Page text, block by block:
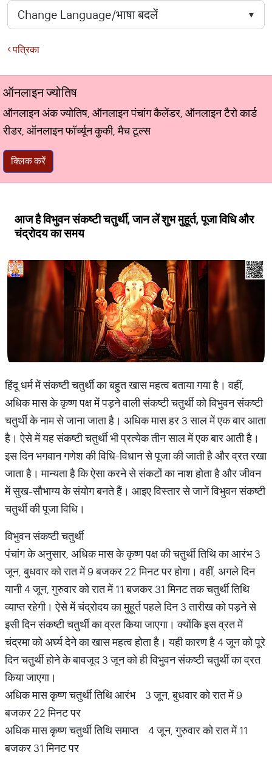
पत्रिका
ऑनलाइन ज्योतिष
ऑनलाइन अंक ज्योतिष, ऑनलाइन पंचांग कैलेंडर, ऑनलाइन टैरो कार्ड
रीडर, ऑनलाइन फॉर्च्यून कुकी, मैच टूल्स
क्लिक करें
आज है विभुवन संकष्टी चतुर्थी, जान लें शुभ मुहूर्त, पूजा विधि और
चंद्रोदय का समय
हिंदू धर्म में संकष्टी चतुर्थी का बहुत खास महत्व बताया गया है। वहीं,
अधिक मास के कृष्ण पक्ष में पड़ने वाली संकष्टी चतुर्थी को विभुवन संकष्टी
चतुर्थी के नाम से जाना जाता है। अधिक मास हर 3 साल में एक बार आता
है। ऐसे में यह संकष्टी चतुर्थी भी प्रत्येक तीन साल में एक बार आती है।
इस दिन भगवान गणेश की विधि-विधान से पूजा की जाती है और व्रत रखा
जाता है। मान्यता है कि ऐसा करने से संकटों का नाश होता है और जीवन
में सुख-सौभाग्य के संयोग बनते हैं। आइए विस्तार से जानें विभुवन संकष्टी
चतुर्थी की पूजा विधि।
विभुवन संकष्टी चतुर्थी
पंचांग के अनुसार, अधिक मास के कृष्ण पक्ष की चतुर्थी तिथि का आरंभ 3
जून, बुधवार को रात में 9 बजकर 22 मिनट पर होगा। वहीं, अगले दिन
यानी 4 जून, गुरुवार को रात में 11 बजकर 31 मिनट तक चतुर्थी तिथि
व्याप्त रहेगी। ऐसे में चंद्रोदय का मुहूर्त पहले दिन 3 तारीख को पड़ने से
इसी दिन संकष्टी चतुर्थी का व्रत किया जाएगा। क्योंकि इस व्रत में
चंद्रमा को अर्घ्य देने का खास महत्व होता है। यही कारण है 4 जून को पूरे
दिन चतुर्थी होने के बावजूद 3 जून को ही विभुवन संकष्टी चतुर्थी का व्रत
किया जाएगा।
अधिक मास कृष्ण चतुर्थी तिथि आरंभ 3 जून, बुधवार को रात में 9
बजकर 22 मिनट पर
अधिक मास कृष्ण चतुर्थी तिथि समाप्त 4 जून, गुरुवार को रात में 11
बजकर 31 मिनट पर